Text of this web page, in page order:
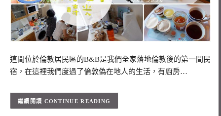
這間位於倫敦居民區的B&B是我們全家落地倫敦後的第一間民
宿，在這裡我們度過了倫敦偽在地人的生活，有廚房…
CONTINUE READING